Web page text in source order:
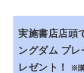
実施書店店頭
ングダム プ
レゼント！
※